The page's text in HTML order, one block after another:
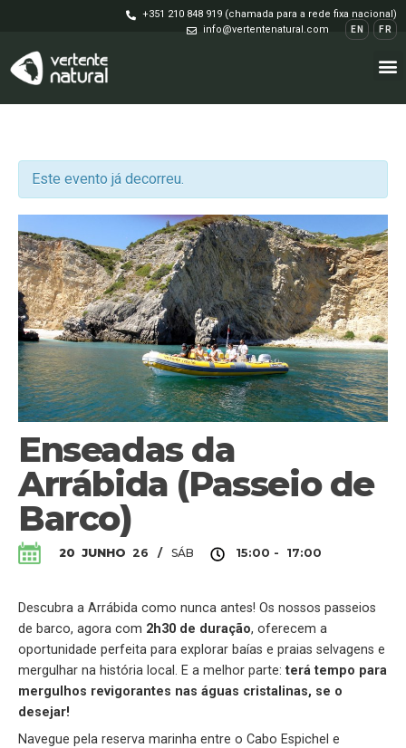
+351 210 848 919 (chamada para a rede fixa nacional)
info@vertentenatural.com
EN FR
Este evento já decorreu.
Enseadas da
Arrábida (Passeio de
Barco)
20 JUNHO 26 / SÁB 15:00 - 17:00
Descubra a Arrábida como nunca antes! Os nossos passeios
de barco, agora com 2h30 de duração, oferecem a
oportunidade perfeita para explorar baías e praias selvagens e
mergulhar na história local. E a melhor parte: terá tempo para
mergulhos revigorantes nas águas cristalinas, se o
desejar!
Navegue pela reserva marinha entre o Cabo Espichel e